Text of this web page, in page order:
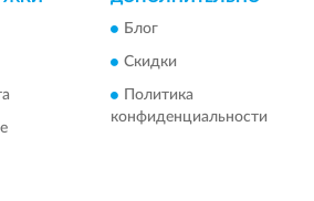
Блог
Скидки
Политика
конфиденциальности